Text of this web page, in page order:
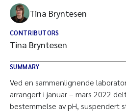
Tina Bryntesen
CONTRIBUTORS
Tina Bryntesen
SUMMARY
Ved en sammenlignende
arrangert i januar – mars 2022
bestemmelse av pH, suspendert